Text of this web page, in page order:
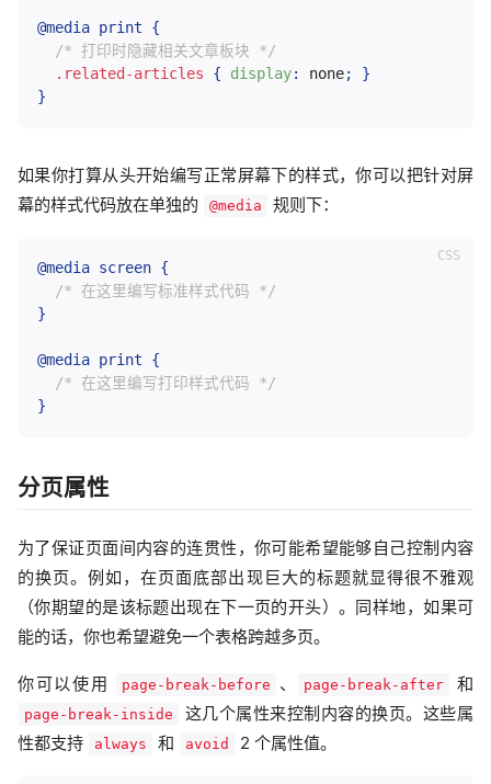
@media print
{
/* 打印时隐藏相关文章板块 */
.related-articles
{ display: none;
}
}
如果你打算从头开始编写正常屏幕下的样式，你可以把针对屏
幕的样式代码放在单独的
@media 规则下：
@media screen {
/* 在这里编写标准样式代码 */
}
@media print
{
/* 在这里编写打印样式代码 */
}
分页属性
为了保证页面间内容的连贯性，你可能希望能够自己控制内容
的换页。例如，在页面底部出现巨大的标题就显得很不雅观
（你期望的是该标题出现在下一页的开头）。同样地，如果可
能的话，你也希望避免一个表格跨越多页。
你可以使用 page-break-before 、 page-break-after 和
page-break-inside
这几个属性来控制内容的换页。这些属
性都支持
always 和 avoid 2 个属性值。